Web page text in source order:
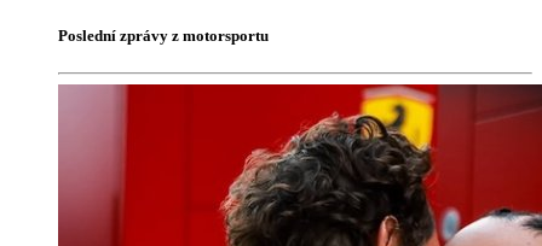
Poslední zprávy z motorsportu